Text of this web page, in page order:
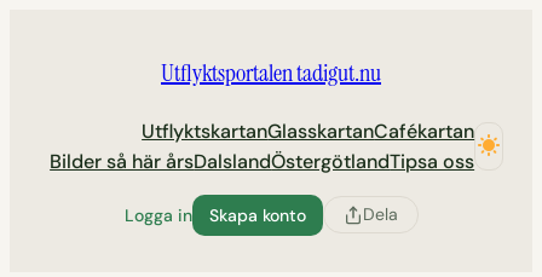
Utflyktsportalen tadigut.nu
UtflyktskartanGlasskartanCafékartan
Bilder så här årsDalslandÖstergötlandTipsa oss
Logga in Skapa konto Dela